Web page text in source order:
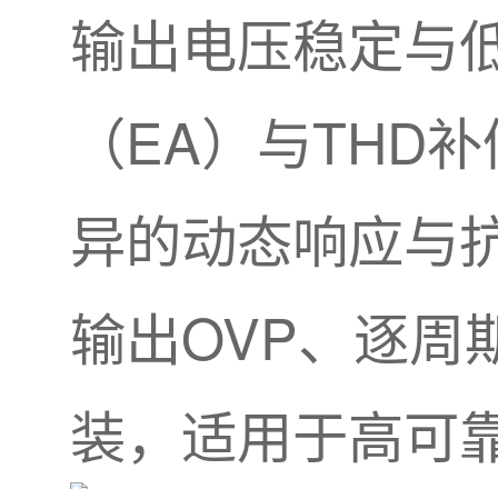
输出电压稳定与
（EA）与THD
异的动态响应与
输出OVP、逐周
装，适用于高可